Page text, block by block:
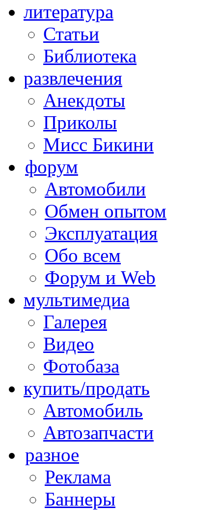
литература
Статьи
Библиотека
развлечения
Анекдоты
Приколы
Мисс Бикини
форум
Автомобили
Обмен опытом
Эксплуатация
Обо всем
Форум и Web
мультимедиа
Галерея
Видео
Фотобаза
купить/продать
Автомобиль
Автозапчасти
разное
Реклама
Баннеры